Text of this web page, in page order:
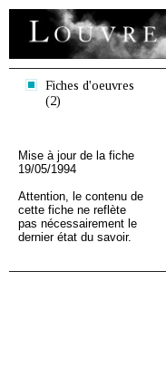
Fiches d'oeuvres
(2)
Mise à jour de la fiche
19/05/1994
Attention, le contenu de
cette fiche ne reflète
pas nécessairement le
dernier état du savoir.